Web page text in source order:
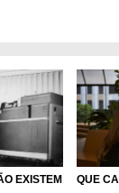
EXISTEM
QUE